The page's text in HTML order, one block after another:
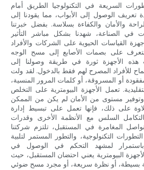
السريعة في التكنولوجيا الطريق أمام
تعريف الوصول إلى الأبواب، مما يقودنا إلى
والأمان والكفاءة بسلاسة. بفضل خبرتنا
في الصناعة، شهدنا بشكل مباشر التأثير
القياسات الحيوية على الشركات والأفراد
على بصمات الأصابع إلى مسح الوجه
هذه الأجهزة ثورة في طريقة وصولنا إلى
للأفراد المصرح لهم فقط بالدخول. لقد ولت
أو المسروقة، أو كلمات المرور المنسية،
تعمل الأجهزة البيومترية على التخلص
مستوى من الأمان لم يكن من الممكن
على ذلك، فإنها تعمل على تبسيط إدارة
السلس مع الأنظمة الأخرى وقدرات
نواصل المغامرة في المستقبل، تلتزم شركتنا
التكنولوجية، والتطور المستمر لتلبية
باستمرار لمشهد التحكم في الوصول في
البيومترية يعني احتضان المستقبل، حيث